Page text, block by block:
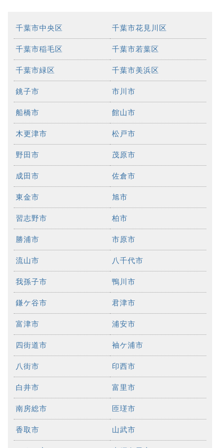
千葉市中央区 千葉市花見川区
千葉市稲毛区 千葉市若葉区
千葉市緑区 千葉市美浜区
銚子市 市川市
船橋市 館山市
木更津市 松戸市
野田市 茂原市
成田市 佐倉市
東金市 旭市
習志野市 柏市
勝浦市 市原市
流山市 八千代市
我孫子市 鴨川市
鎌ケ谷市 君津市
富津市 浦安市
四街道市 袖ケ浦市
八街市 印西市
白井市 富里市
南房総市 匝瑳市
香取市 山武市